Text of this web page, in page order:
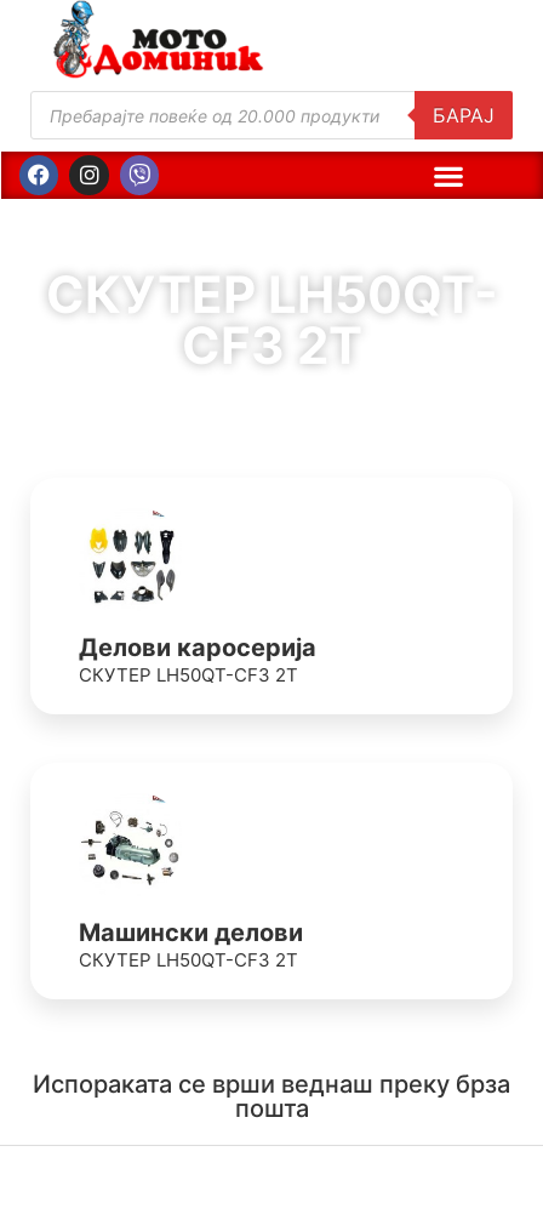
БАРАЈ
СКУТЕР LH50QT-
CF3 2T
Делови каросерија
СКУТЕР LH50QT-CF3 2T
Машински делови
СКУТЕР LH50QT-CF3 2T
Испораката се врши веднаш преку брза
пошта